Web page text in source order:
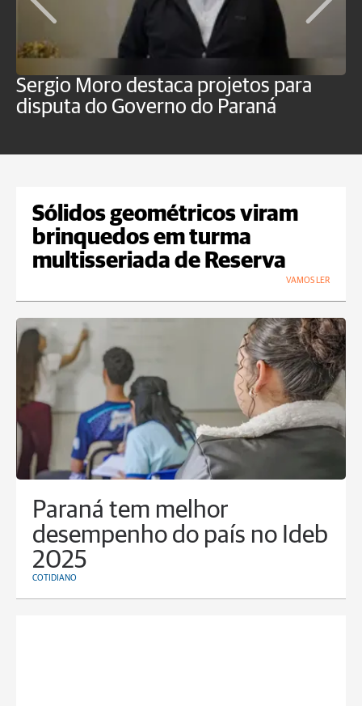
Sergio Moro destaca projetos para
disputa do Governo do Paraná
Sólidos geométricos viram
brinquedos em turma
multisseriada de Reserva
VAMOS LER
Paraná tem melhor
desempenho do país no Ideb
2025
COTIDIANO